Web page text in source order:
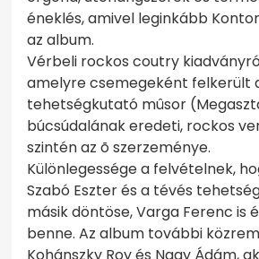
éneklés, amivel leginkább
az album.
Vérbeli rockos coutry
amelyre csemegeként felkerült
tehetségkutató mûsor
búcsúdalának eredeti, rockos
szintén az õ szerzeménye.
Különlegessége a felvételnek,
Szabó Eszter és a tévés
másik döntöse, Varga Ferenc is
benne. Az album további